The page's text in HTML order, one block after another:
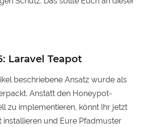
Laravel Teapot
beschriebene Ansatz wurde als
Anstatt den Honeypot-
zu implementieren, könnt Ihr jetzt
installieren und Eure Pfadmuster